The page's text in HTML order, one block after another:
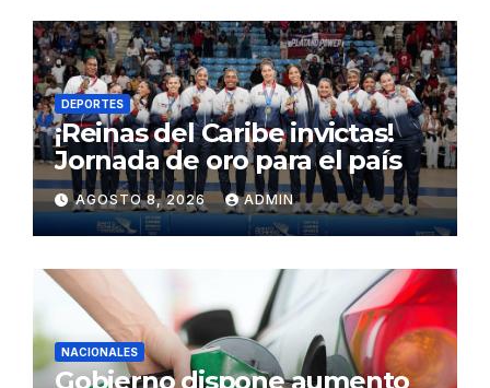
DEPORTES
¡Reinas del Caribe invictas!
Jornada de oro para el país
AGOSTO 8, 2026 ADMIN
NACIONALES
Gobierno dispone aumento